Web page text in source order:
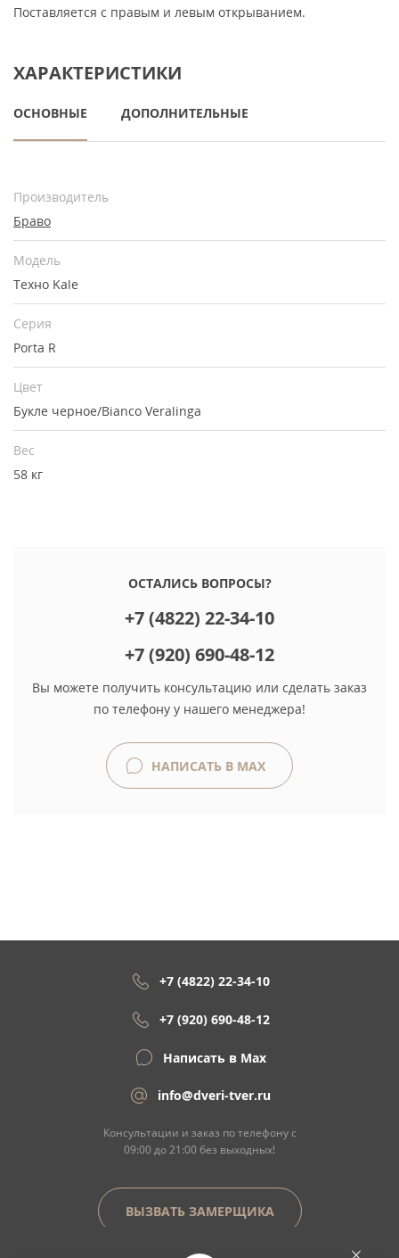
Поставляется с правым и левым открыванием.
ХАРАКТЕРИСТИКИ
ОСНОВНЫЕ ДОПОЛНИТЕЛЬНЫЕ
Производитель
Браво
Модель
Техно Kale
Серия
Porta R
Цвет
Букле черное/Bianco Veralinga
Вес
58 кг
ОСТАЛИСЬ ВОПРОСЫ?
+7 (4822) 22-34-10
+7 (920) 690-48-12
Вы можете получить консультацию или сделать заказ
по телефону у нашего менеджера!
НАПИСАТЬ В MAX
+7 (4822) 22-34-10
+7 (920) 690-48-12
Написать в Max
info@dveri-tver.ru
Консультации и заказ по телефону с
09:00 до 21:00 без выходных!
ВЫЗВАТЬ ЗАМЕРЩИКА